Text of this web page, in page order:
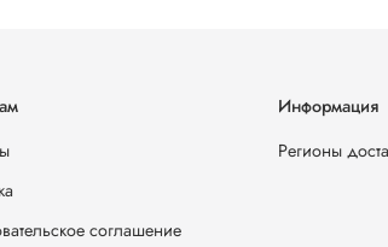
соглашение
Информация
Регионы